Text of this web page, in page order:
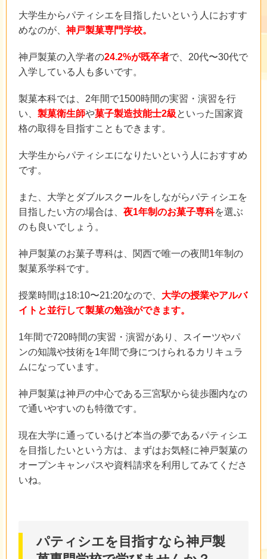
大学生からパティシエを目指したいという人におすす
めなのが、神戸製菓専門学校。
神戸製菓の入学者の24.2%が既卒者で、20代〜30代で
入学している人も多いです。
製菓本科では、2年間で1500時間の実習・演習を行
い、 製菓衛生師や菓子製造技能士2級といった国家資
格の取得を目指すこともできます。
大学生からパティシエになりたいという人におすすめ
です。
また、大学とダブルスクールをしながらパティシエを
目指したい方の場合は、 夜1年制のお菓子専科を選ぶ
のも良いでしょう。
神戸製菓のお菓子専科は、関西で唯一の夜間1年制の
製菓系学科です。
授業時間は18:10〜21:20なので、 大学の授業やアルバ
イトと並行して製菓の勉強ができます。
1年間で720時間の実習・演習があり、スイーツやパ
ンの知識や技術を1年間で身につけられるカリキュラ
ムになっています。
神戸製菓は神戸の中心である三宮駅から徒歩圏内なの
で通いやすいのも特徴です。
現在大学に通っているけど本当の夢であるパティシエ
を目指したいという方は、まずはお気軽に神戸製菓の
オープンキャンパスや資料請求を利用してみてくださ
いね。
パティシエを目指すなら神戸製